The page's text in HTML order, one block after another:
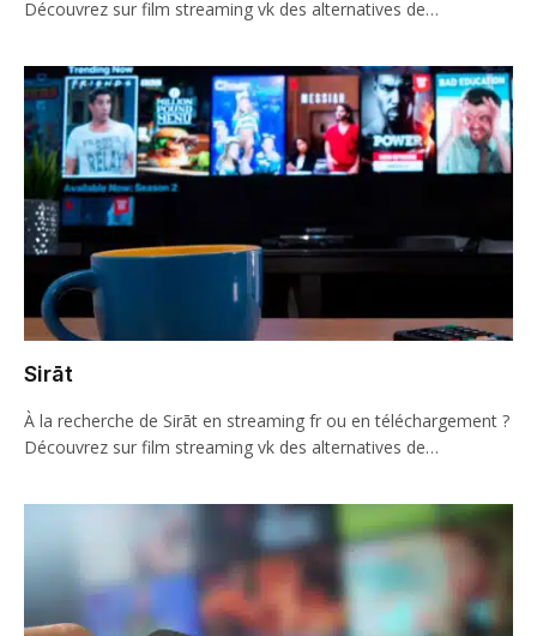
Découvrez sur film streaming vk des alternatives de…
Sirāt
À la recherche de Sirāt en streaming fr ou en téléchargement ?
Découvrez sur film streaming vk des alternatives de…